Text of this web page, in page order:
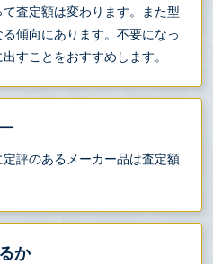
査定額は変わります。また型
傾向にあります。不要になっ
すことをおすすめします。
評のあるメーカー品は査定額
か